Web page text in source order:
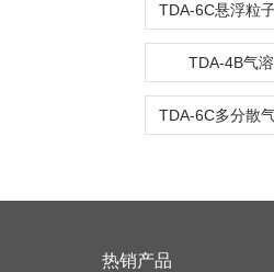
TDA-4B气
热销产品